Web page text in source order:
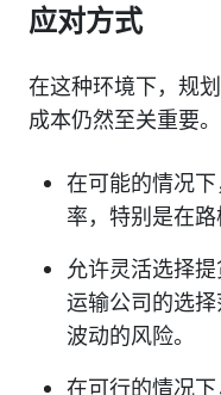
应对方式
在这种环境下，规
成本仍然至关重要。
在可能的情况
率，特别是在路
允许灵活选择
运输公司的选
波动的风险。
在可行的情况